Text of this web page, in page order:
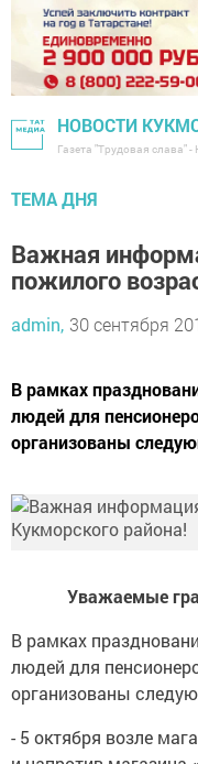
НОВОСТИ
Газета "Трудовая слава"
ТЕМА ДНЯ
Важная
пожилого
admin, 30 сентября
В рамках
людей для
организованы
Уважаемые
В рамках
людей для
организованы
- 5 октября возле